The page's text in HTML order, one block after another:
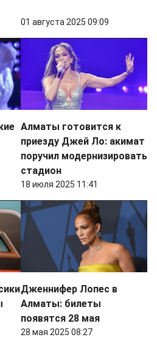
01 августа 2025 09:09
Алматы готовится к
приезду Джей Ло: акимат
поручил модернизировать
стадион
18 июля 2025 11:41
Дженнифер Лопес в
Алматы: билеты
появятся 28 мая
28 мая 2025 08:27